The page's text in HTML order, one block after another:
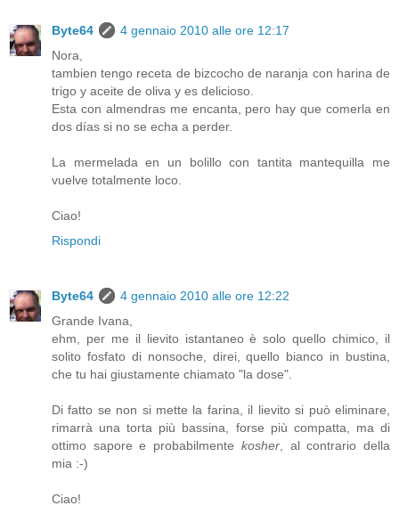
Byte64
4 gennaio 2010 alle ore 12:17
Nora,
tambien tengo receta de bizcocho de naranja con harina de
trigo y aceite de oliva y es delicioso.
Esta con almendras me encanta, pero hay que comerla en
dos días si no se echa a perder.
La mermelada en un bolillo con tantita mantequilla me
vuelve totalmente loco.
Ciao!
Rispondi
Byte64
4 gennaio 2010 alle ore 12:22
Grande Ivana,
ehm, per me il lievito istantaneo è solo quello chimico, il
solito fosfato di nonsoche, direi, quello bianco in bustina,
che tu hai giustamente chiamato "la dose".
Di fatto se non si mette la farina, il lievito si può eliminare,
rimarrà una torta più bassina, forse più compatta, ma di
ottimo sapore e probabilmente kosher, al contrario della
mia :-)
Ciao!